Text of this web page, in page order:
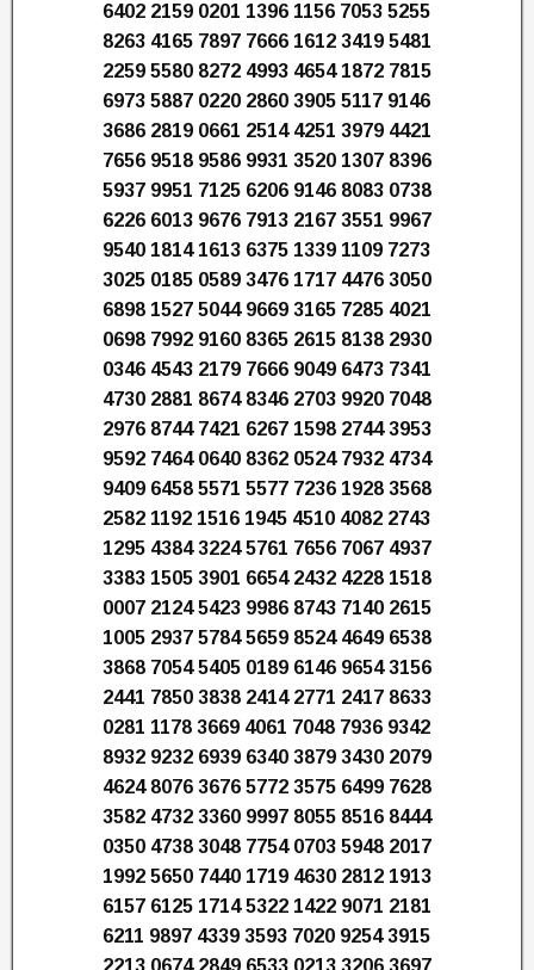
6402 2159 0201 1396 1156 7053 5255
8263 4165 7897 7666 1612 3419 5481
2259 5580 8272 4993 4654 1872 7815
6973 5887 0220 2860 3905 5117 9146
3686 2819 0661 2514 4251 3979 4421
7656 9518 9586 9931 3520 1307 8396
5937 9951 7125 6206 9146 8083 0738
6226 6013 9676 7913 2167 3551 9967
9540 1814 1613 6375 1339 1109 7273
3025 0185 0589 3476 1717 4476 3050
6898 1527 5044 9669 3165 7285 4021
0698 7992 9160 8365 2615 8138 2930
0346 4543 2179 7666 9049 6473 7341
4730 2881 8674 8346 2703 9920 7048
2976 8744 7421 6267 1598 2744 3953
9592 7464 0640 8362 0524 7932 4734
9409 6458 5571 5577 7236 1928 3568
2582 1192 1516 1945 4510 4082 2743
1295 4384 3224 5761 7656 7067 4937
3383 1505 3901 6654 2432 4228 1518
0007 2124 5423 9986 8743 7140 2615
1005 2937 5784 5659 8524 4649 6538
3868 7054 5405 0189 6146 9654 3156
2441 7850 3838 2414 2771 2417 8633
0281 1178 3669 4061 7048 7936 9342
8932 9232 6939 6340 3879 3430 2079
4624 8076 3676 5772 3575 6499 7628
3582 4732 3360 9997 8055 8516 8444
0350 4738 3048 7754 0703 5948 2017
1992 5650 7440 1719 4630 2812 1913
6157 6125 1714 5322 1422 9071 2181
6211 9897 4339 3593 7020 9254 3915
2213 0674 2849 6533 0213 3206 3697